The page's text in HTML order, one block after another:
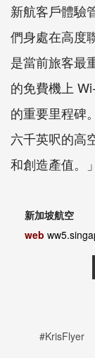
新航客戶體驗
們身處在高度
是當前旅客最
的免費機上
的重要里程碑
六千英呎的高
和創造產值。」
新加坡航空
web
#KrisFlyer